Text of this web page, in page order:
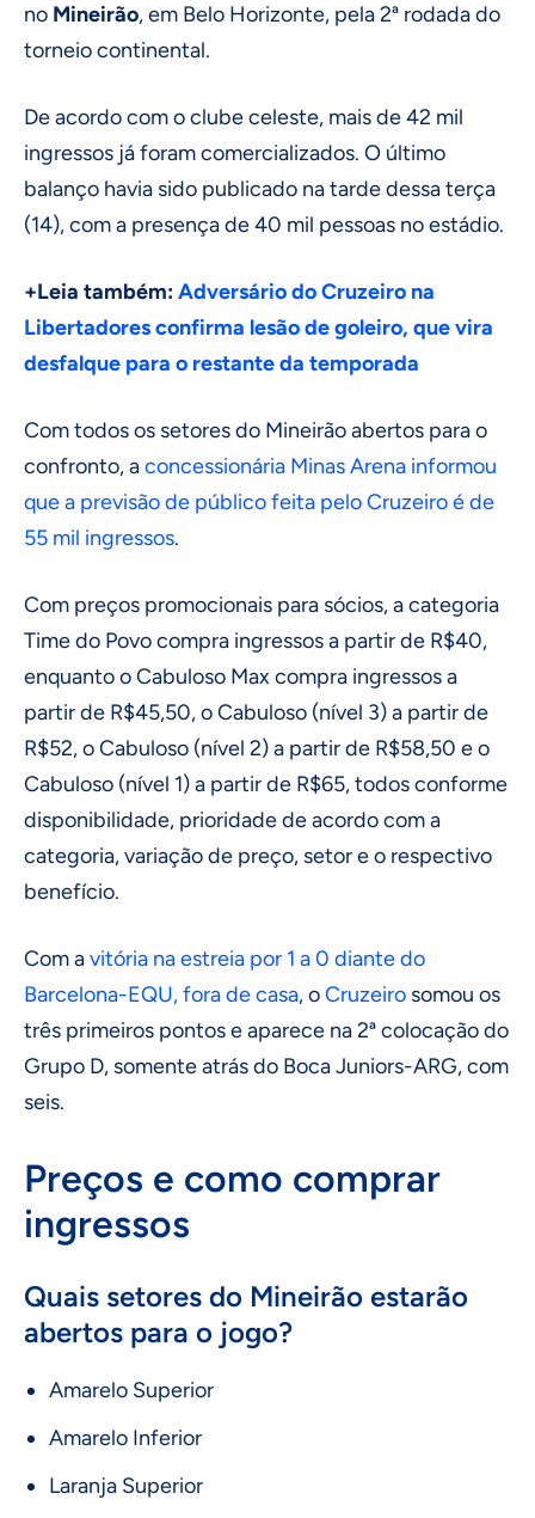
no Mineirão, em Belo Horizonte, pela 2ª rodada do
torneio continental.
De acordo com o clube celeste, mais de 42 mil
ingressos já foram comercializados. O último
balanço havia sido publicado na tarde dessa terça
(14), com a presença de 40 mil pessoas no estádio.
+Leia também:Adversário do Cruzeiro na
Libertadores confirma lesão de goleiro, que vira
desfalque para o restante da temporada
Com todos os setores do Mineirão abertos para o
confronto, aconcessionária Minas Arena informou
que a previsão de público feita pelo Cruzeiro é de
55 mil ingressos.
Com preços promocionais para sócios, a categoria
Time do Povo compra ingressos a partir de R$40,
enquanto o Cabuloso Max compra ingressos a
partir de R$45,50, o Cabuloso (nível 3) a partir de
R$52, o Cabuloso (nível 2) a partir de R$58,50 e o
Cabuloso (nível 1) a partir de R$65, todos conforme
disponibilidade, prioridade de acordo com a
categoria, variação de preço, setor e o respectivo
benefício.
Com avitória na estreia por 1 a 0 diante do
Barcelona-EQU, fora de casa, oCruzeiro somou os
três primeiros pontos e aparece na 2ª colocação do
Grupo D, somente atrás do Boca Juniors-ARG, com
seis.
Preços e como comprar
ingressos
Quais setores do Mineirão estarão
abertos para o jogo?
Amarelo Superior
Amarelo Inferior
Laranja Superior